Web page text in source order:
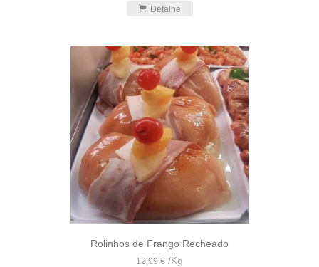
Detalhe
Rolinhos de Frango Recheado
12,99 € /Kg